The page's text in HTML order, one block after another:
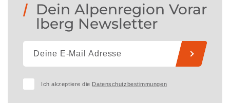
Dein Alpenregion Vorar
lberg Newsletter
Ich akzeptiere die Datenschutzbestimmungen